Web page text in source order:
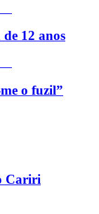
12 anos
o fuzil”
Cariri